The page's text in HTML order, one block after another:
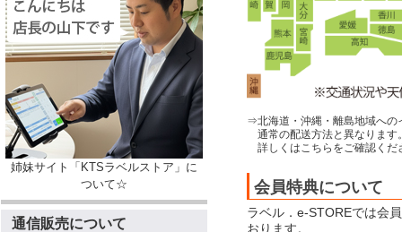
姉妹サイト「KTSラベルストア」に
ついて☆
通信販売について
⇒北海道・沖縄・離島地域への
通常の配送方法と異なります
詳しくはこちらをご確認くだ
会員特典について
ラベル．e-STOREでは会
おります。